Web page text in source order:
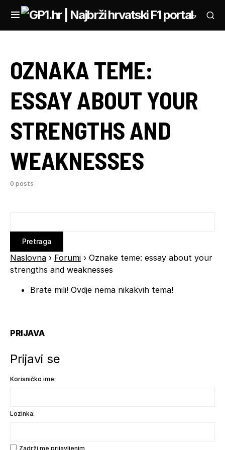
OZNAKA TEME:
ESSAY ABOUT YOUR
STRENGTHS AND
WEAKNESSES
0 posts
Naslovna › Forumi › Oznake teme: essay about your
strengths and weaknesses
Brate mili! Ovdje nema nikakvih tema!
PRIJAVA
Prijavi se
Korisničko ime:
Lozinka:
Zadrži me prijavljenim